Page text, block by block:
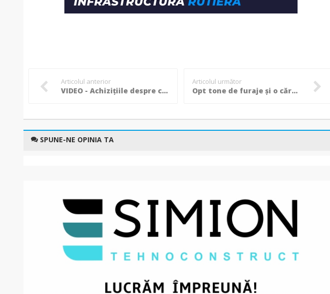
Articolul anterior
VIDEO - Achizițiile despre care Valeriu Iftime nu prea vorbește: ”Sunt un fel de geambaș de cai!”
Articolul următor
Opt tone de furaje și o căruță cuprinse de flăcări, pompierii au luptat mau bine de două ore cu focul! - FOTO
SPUNE-NE OPINIA TA